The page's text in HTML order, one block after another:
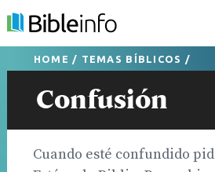
HOME / TEMAS BÍBLICOS /
Confusión
Cuando esté confundido